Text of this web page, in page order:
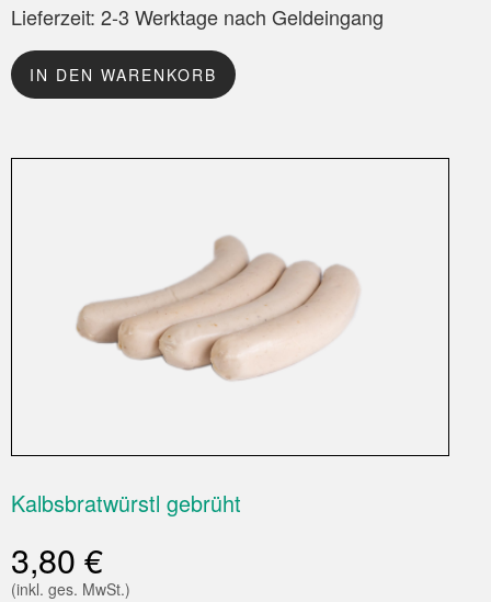
Lieferzeit: 2-3 Werktage nach Geldeingang
IN DEN WARENKORB
Kalbsbratwürstl gebrüht
3,80 €
(inkl. ges. MwSt.)